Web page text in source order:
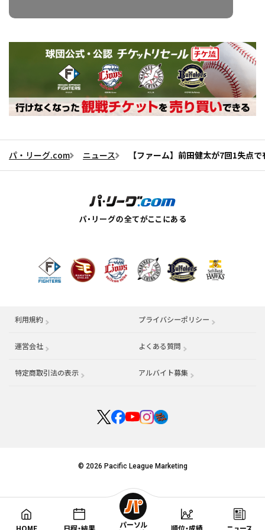
パ・リーグ.com ニュース 【ファーム】前田健太が7回1失点
利用規約 プライバシーポリシー
運営会社 （別ウィンドウで開く） よくある質問
特定商取引法の表示 アルバイト募集 （別ウィンドウで開く
© 2026 Pacific League Marketing
HOME 日程・結果
パーソル
順位・成績 ニュース